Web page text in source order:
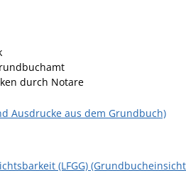
durch Notare
Ausdrucke aus dem Grundbuch)
(LFGG)